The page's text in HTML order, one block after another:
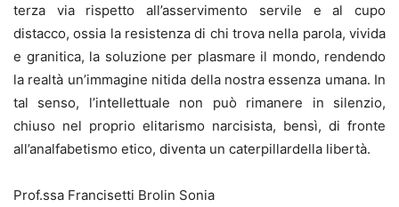
terza via rispetto all’asservimento servile e al cupo
distacco, ossia la resistenza di chi trova nella parola, vivida
e granitica, la soluzione per plasmare il mondo, rendendo
la realtà un’immagine nitida della nostra essenza umana. In
tal senso, l’intellettuale non può rimanere in silenzio,
chiuso nel proprio elitarismo narcisista, bensì, di fronte
all’analfabetismo etico, diventa un caterpillardella libertà.
Prof.ssa Francisetti Brolin Sonia